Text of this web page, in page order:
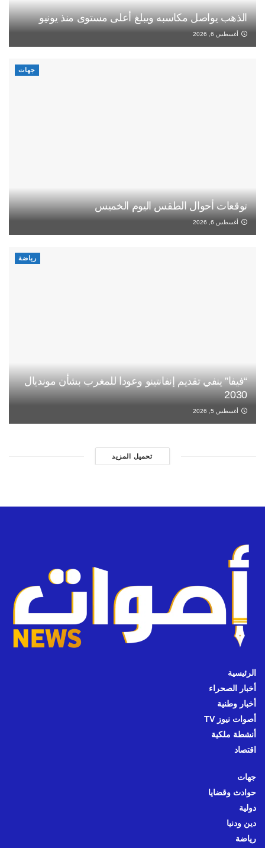
الذهب يواصل مكاسبه ويبلغ أعلى مستوى منذ يونيو
أغسطس 6, 2026
جهات
توقعات أحوال الطقس اليوم الخميس
أغسطس 6, 2026
رياضة
“فيفا” ينفي تقديم إنفانتينو وعودا للمغرب بشأن مونديال
2030
أغسطس 5, 2026
تحميل المزيد
الرئيسية
أخبار الصحراء
أخبار وطنية
أصوات نيوز TV
أنشطة ملكية
اقتصاد
جهات
حوادث وقضايا
دولية
دين ودنيا
رياضة